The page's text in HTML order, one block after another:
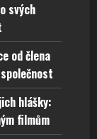
svých
od člena
hlášky:
filmům